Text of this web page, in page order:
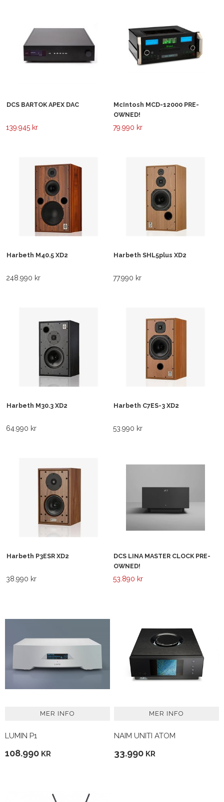
DCS BARTOK APEX DAC
139.945 kr
McIntosh MCD-12000 PRE-
OWNED!
79.990 kr
Harbeth M40.5 XD2
248.990 kr
Harbeth SHL5plus XD2
77.990 kr
Harbeth M30.3 XD2
64.990 kr
Harbeth C7ES-3 XD2
53.990 kr
Harbeth P3ESR XD2
38.990 kr
DCS LINA MASTER CLOCK PRE-
OWNED!
53.890 kr
MER INFO
LUMIN P1
108.990 KR
MER INFO
NAIM UNITI ATOM
33.990 KR